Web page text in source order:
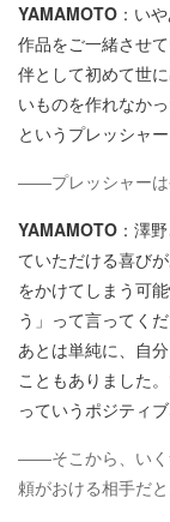
YAMAMOTO ：い
作品をご一緒させ
伴として初めて世
いものを作れなか
というプレッシャ
――プレッシャーは
YAMAMOTO ：澤
ていただける喜び
をかけてしまう可
う」って言ってく
あとは単純に、自
こともありました
っていうポジティ
――そこから、いく
頼がおける相手だと